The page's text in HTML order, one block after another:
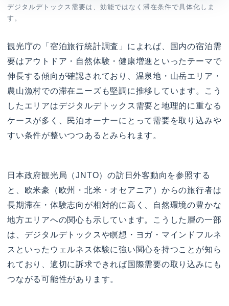
デジタルデトックス需要は、効能ではなく滞在条件で具体化しま
す。
観光庁の「宿泊旅行統計調査」によれば、国内の宿泊需
要はアウトドア・自然体験・健康増進といったテーマで
伸長する傾向が確認されており、温泉地・山岳エリア・
農山漁村での滞在ニーズも堅調に推移しています。こう
したエリアはデジタルデトックス需要と地理的に重なる
ケースが多く、民泊オーナーにとって需要を取り込みや
すい条件が整いつつあるとみられます。
日本政府観光局（JNTO）の訪日外客動向を参照する
と、欧米豪（欧州・北米・オセアニア）からの旅行者は
長期滞在・体験志向が相対的に高く、自然環境の豊かな
地方エリアへの関心も示しています。こうした層の一部
は、デジタルデトックスや瞑想・ヨガ・マインドフルネ
スといったウェルネス体験に強い関心を持つことが知ら
れており、適切に訴求できれば国際需要の取り込みにも
つながる可能性があります。